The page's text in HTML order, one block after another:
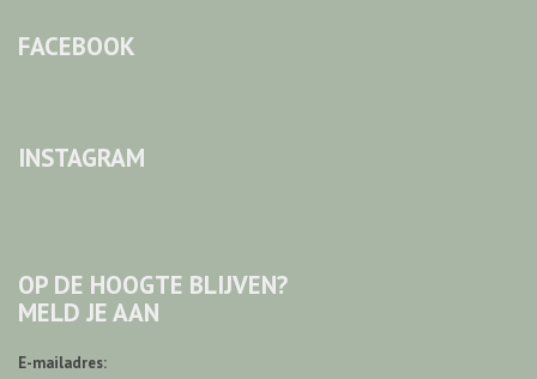
FACEBOOK
INSTAGRAM
OP DE HOOGTE BLIJVEN?
MELD JE AAN
E-mailadres: